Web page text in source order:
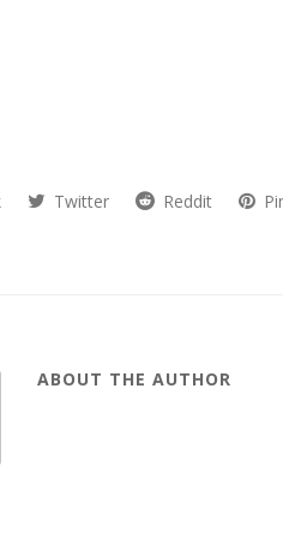
Twitter Reddit
ABOUT THE AUTHOR